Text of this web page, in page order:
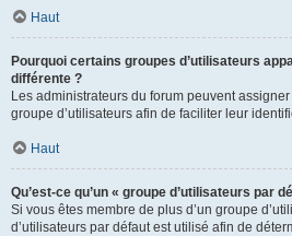
Haut
Pourquoi certains groupes d’utilisateurs
différente ?
Les administrateurs du forum peuvent
groupe d’utilisateurs afin de faciliter leur
Haut
Qu’est-ce qu’un « groupe d’utilisateurs par
Si vous êtes membre de plus d’un groupe
d’utilisateurs par défaut est utilisé afin de